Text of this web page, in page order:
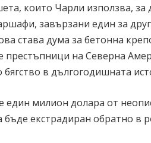
които Чарли използва, за
завързани един за
става дума за бетонна
престъпници на Северна
в дългогодишната
милион долара от
екстрадиран обратно в